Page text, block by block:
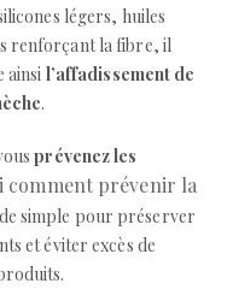
légers, huiles
renforçant la fibre, il
ainsi l’affadissement de
.
prévenez les
comment prévenir la
simple pour préserver
et éviter excès de